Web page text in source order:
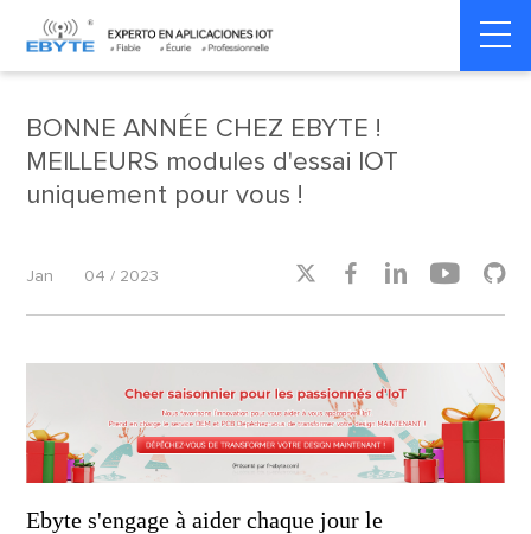
Home > Industry dynamics > Industry dynamics
BONNE ANNÉE CHEZ EBYTE !
MEILLEURS modules d'essai IOT
uniquement pour vous !
Jan 04 / 2023     
Ebyte s'engage à aider chaque jour le